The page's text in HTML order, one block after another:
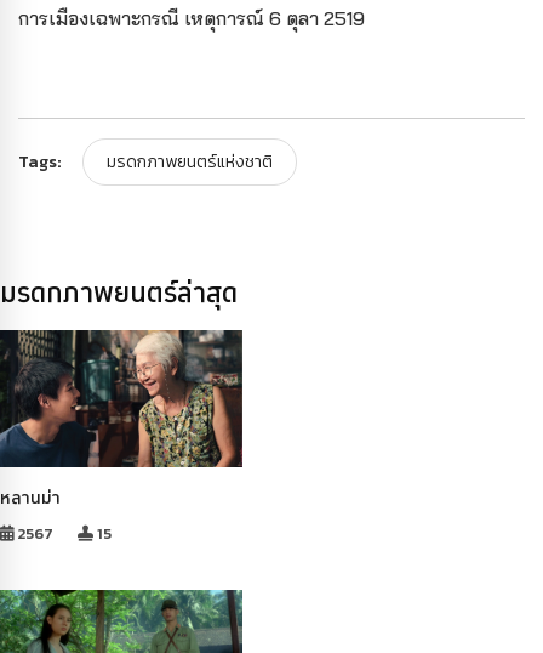
การเมืองเฉพาะกรณี เหตุการณ์ 6 ตุลา 2519
Tags: มรดกภาพยนตร์แห่งชาติ
มรดกภาพยนตร์ล่าสุด
หลานม่า
2567 15